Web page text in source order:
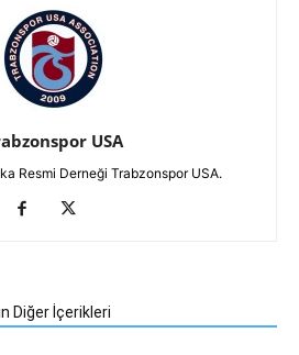
USA
Resmi Derneği Trabzonspor USA.
Diğer İçerikleri